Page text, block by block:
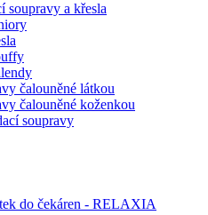
soupravy a křesla
čalouněné látkou
čalouněné koženkou
soupravy
do čekáren - RELAXIA